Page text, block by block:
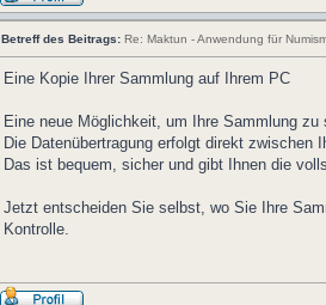
Betreff des Beitrags: Re: Maktun - Anwendung für
Eine Kopie Ihrer Sammlung auf Ihrem PC
Eine neue Möglichkeit, um Ihre Sammlung
Die Datenübertragung erfolgt direkt zwischen
Das ist bequem, sicher und gibt Ihnen die
Jetzt entscheiden Sie selbst, wo Sie Ihre
Kontrolle.